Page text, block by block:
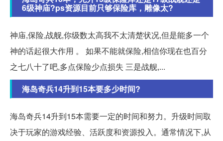
6级神庙?ps资源目前只够保险库，雕像太?
神庙,保险,战舰,你级数太高我不太清楚状况,但是能多一个
神的话起很大作用 。 如果不能就保险,相信你现在也百分
之七八十了吧,多点保险少点损失 三是战舰,...
海岛奇兵14升到15本要多少时间?
海岛奇兵14升到15本需要一定的时间和努力。升级时间取
决于玩家的游戏经验、活跃度和资源投入。通常情况下,从